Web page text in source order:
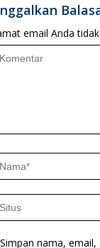
email Anda
Simpan nama,